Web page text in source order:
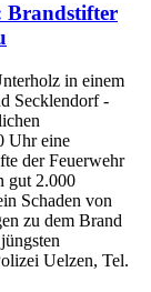
Brandstifter
in einem
Secklendorf -
Uhr eine
der Feuerwehr
gut 2.000
Schaden von
zu dem Brand
Uelzen, Tel.